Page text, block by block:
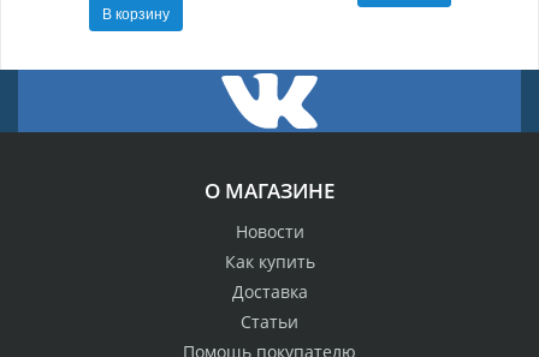
В корзину
О МАГАЗИНЕ
Новости
Как купить
Доставка
Статьи
Помощь покупателю